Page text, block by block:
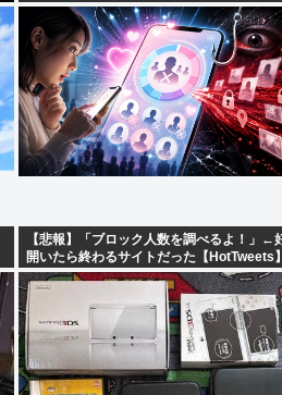
【悲報】「ブロック人数を調べるよ！」←
開いたら終わるサイトだった【HotTweets】